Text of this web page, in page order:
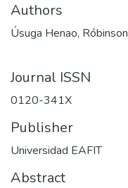
Authors
Úsuga Henao, Róbinson
Journal ISSN
0120-341X
Publisher
Universidad EAFIT
Abstract